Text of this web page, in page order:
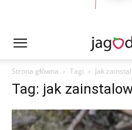
Strona główna Tagi Jak
Tag: jak